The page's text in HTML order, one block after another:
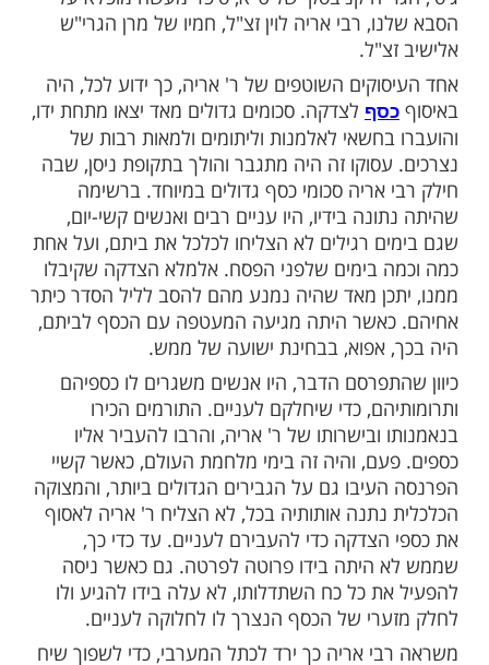
עוד תוכן חדש ומפתיע! התחברו לכל
שלנו בתהיליםבלחיצה כאן >>>​
רבי יצחק זילברשטיין שליט"א:
קניבסקי שליט"א, סיפר מעשה מופלא על
רבי אריה לוין זצ"ל, חמיו של מרן הגרי"ש
השוטפים של ר' אריה, כך ידוע לכל, היה
לצדקה. סכומים גדולים מאד יצאו מתחת ידו,
לאלמנות וליתומים ולמאות רבות של
זה היה מתגבר והולך בתקופת ניסן, שבה
אריה סכומי כסף גדולים במיוחד. ברשימה
בידיו, היו עניים רבים ואנשים קשי-יום,
רגילים לא הצליחו לכלכל את ביתם, ועל אחת
בימים שלפני הפסח. אלמלא הצדקה שקיבלו
מאד שהיה נמנע מהם להסב לליל הסדר כיתר
היתה מגיעה המעטפה עם הכסף לביתם,
אפוא, בבחינת ישועה של ממש.